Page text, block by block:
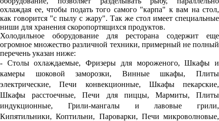
охлаждая ее, чтобы подать того самого "карпа" к вам на стол,
как говорится "с пылу с жару". Так же стол имеет специальные
ниши для хранения скоропортящихся продуктов.
Холодильное оборудование для ресторана содержит еще
огромное множество различной техники, примерный не полный
перечень указан ниже:
- Столы охлаждаемые, Фризеры для мороженого, Шкафы и
камеры шоковой заморозки, Винные шкафы, Плиты
электрические, Печи конвекционные, Шкафы пекарские,
Шкафы расстоечные, Печи для пиццы, Мармиты, Плиты
индукционные, Грили-мангалы и лавовые грили,
Кипятильники, Коптильни, Пароварки, Печи микроволновые,